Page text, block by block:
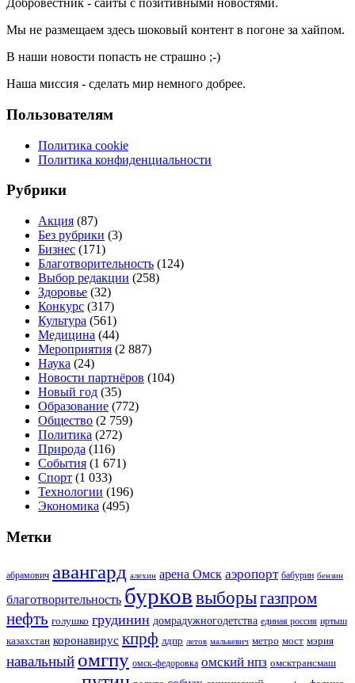
Добровестник - сайты с позитивными новостями.
Мы не размещаем здесь шоковый контент в погоне за хайпом.
В наши новости попасть не страшно ;-)
Наша миссия - сделать мир немного добрее.
Пользователям
Политика cookie
Политика конфиденциальности
Рубрики
Акция (87)
Без рубрики (3)
Бизнес (171)
Благотворительность (124)
Выбор редакции (258)
Здоровье (32)
Конкурс (317)
Культура (561)
Медицина (44)
Мероприятия (2 887)
Наука (24)
Новости партнёров (104)
Новый год (35)
Образование (772)
Общество (2 759)
Политика (272)
Природа (116)
События (1 671)
Спорт (1 033)
Технологии (196)
Экономика (495)
Метки
абрамович авангард алехин арена Омск аэропорт бабурин бензин
благотворительность бурков выборыгазпром
нефть голушко грудинин домрадужногодетства единая россия иртыш
казахстан коронавирус кпрф лдпр летов малькевич метро мост мэрия
навальный омгпу омск-федоровка омский нпз омсктрансмаш